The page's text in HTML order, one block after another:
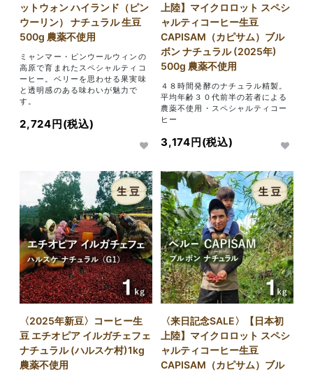
ットウォン ハイランド（ピン
ウーリン） ナチュラル 生豆
500g 農薬不使用
ミャンマー・ピンウールウィンの
高原で育まれたスペシャルティコ
ーヒー。ベリーを思わせる果実味
と透明感のある味わいが魅力で
す。
2,724円(税込)
上陸】マイクロロット スペシ
ャルティコーヒー生豆
CAPISAM（カピサム）ブル
ボン ナチュラル (2025年)
500g 農薬不使用
４８時間発酵のナチュラル精製。
平均年齢３０代前半の若者による
農薬不使用・スペシャルティコー
ヒー
3,174円(税込)
〈2025年新豆〉コーヒー生
豆 エチオピア イルガチェフェ
ナチュラル (ハルスケ村)1kg
農薬不使用
〈来日記念SALE〉【日本初
上陸】マイクロロット スペシ
ャルティコーヒー生豆
CAPISAM（カピサム）ブル